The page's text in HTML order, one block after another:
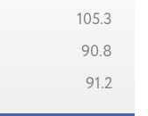
105.3
90.8
91.2